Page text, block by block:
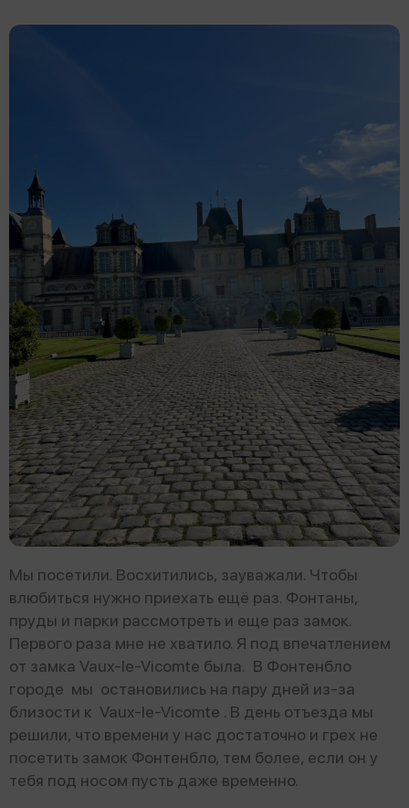
Мы посетили. Восхитились, зауважали. Чтобы
влюбиться нужно приехать ещё раз. Фонтаны,
пруды и парки рассмотреть и еще раз замок.
Первого раза мне не хватило. Я под впечатлением
от замка Vaux-le-Vicomte была. В Фонтенбло
городе мы остановились на пару дней из-за
близости к Vaux-le-Vicomte . В день отъезда мы
решили, что времени у нас достаточно и грех не
посетить замок Фонтенбло, тем более, если он у
тебя под носом пусть даже временно.